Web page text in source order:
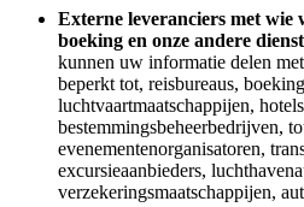
Externe leveranciers met wie
boeking en onze andere
kunnen uw informatie delen
beperkt tot, reisbureaus,
luchtvaartmaatschappijen,
bestemmingsbeheerbedrijven,
evenementenorganisatoren,
excursieaanbieders,
verzekeringsmaatschappijen,